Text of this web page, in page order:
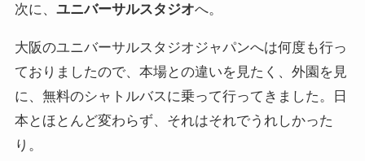
次に、 ユニバーサルスタジオへ。
大阪のユニバーサルスタジオジャパンへは何度も行っ
ておりましたので、本場との違いを見たく、外園を見
に、無料のシャトルバスに乗って行ってきました。日
本とほとんど変わらず、それはそれでうれしかった
り。